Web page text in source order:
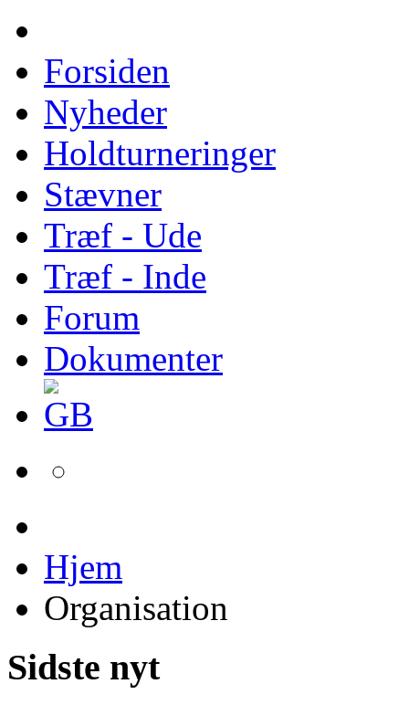
Forsiden
Nyheder
Holdturneringer
Stævner
Træf - Ude
Træf - Inde
Forum
Dokumenter
Hjem
Organisation
Sidste nyt